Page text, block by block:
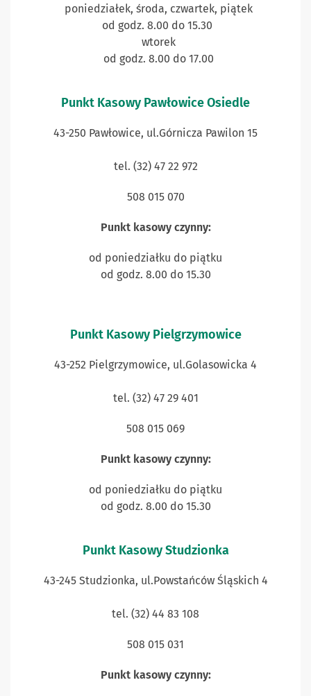
poniedziałek, środa, czwartek, piątek
od godz. 8.00 do 15.30
wtorek
od godz. 8.00 do 17.00
Punkt Kasowy Pawłowice Osiedle
43-250 Pawłowice, ul.Górnicza Pawilon 15
tel. (32) 47 22 972
508 015 070
Punkt kasowy czynny:
od poniedziałku do piątku
od godz. 8.00 do 15.30
Punkt Kasowy Pielgrzymowice
43-252 Pielgrzymowice, ul.Golasowicka 4
tel. (32) 47 29 401
508 015 069
Punkt kasowy czynny:
od poniedziałku do piątku
od godz. 8.00 do 15.30
Punkt Kasowy Studzionka
43-245 Studzionka, ul.Powstańców Śląskich 4
tel. (32) 44 83 108
508 015 031
Punkt kasowy czynny: